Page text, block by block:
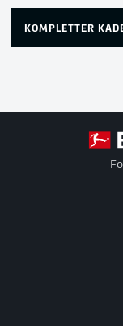
KOMPLETTER